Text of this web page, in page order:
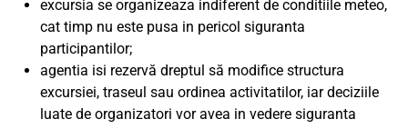
excursia se organizeaza indiferent de conditiile meteo,
cat timp nu este pusa in pericol siguranta
participantilor;
agentia isi rezervă dreptul să modifice structura
excursiei, traseul sau ordinea activitatilor, iar deciziile
luate de organizatori vor avea in vedere siguranta